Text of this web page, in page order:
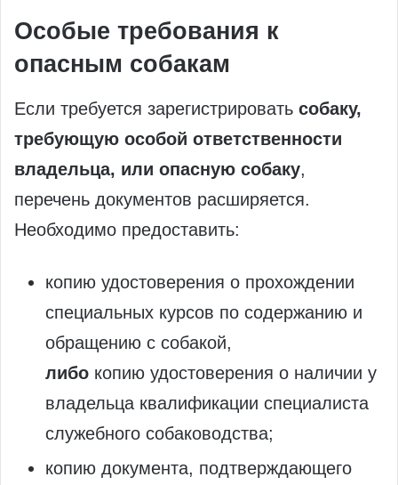
Особые требования к
опасным собакам
Если требуется зарегистрировать собаку,
требующую особой ответственности
владельца, или опасную собаку,
перечень документов расширяется.
Необходимо предоставить:
копию удостоверения о прохождении
специальных курсов по содержанию и
обращению с собакой,
либо копию удостоверения о наличии у
владельца квалификации специалиста
служебного собаководства;
копию документа, подтверждающего